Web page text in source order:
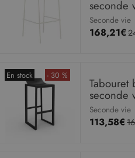
seconde
Seconde vie
168,21€
En stock - 30 %
Tabouret
seconde
Seconde vie
113,58€